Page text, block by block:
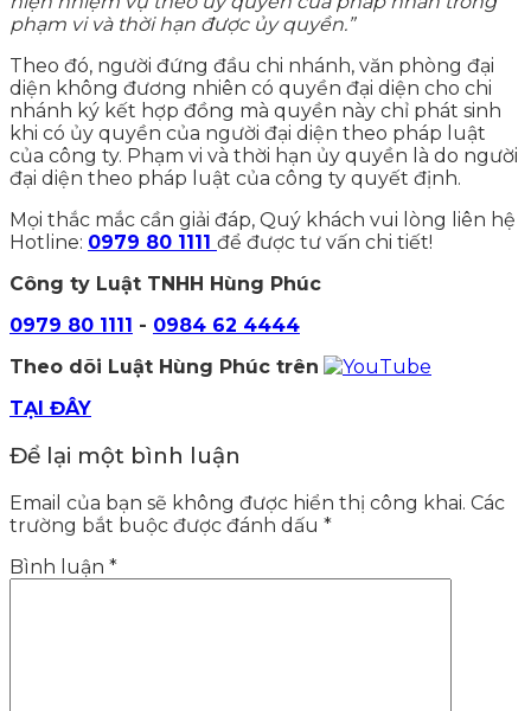
phạm vi và thời hạn được ủy quyền.”
Theo đó, người đứng đầu chi nhánh, văn phòng đại
diện không đương nhiên có quyền đại diện cho chi
nhánh ký kết hợp đồng mà quyền này chỉ phát sinh
khi có ủy quyền của người đại diện theo pháp luật
của công ty. Phạm vi và thời hạn ủy quyền là do người
đại diện theo pháp luật của công ty quyết định.
Mọi thắc mắc cần giải đáp, Quý khách vui lòng liên hệ
Hotline: 0979 80 1111 để được tư vấn chi tiết!
Công ty Luật TNHH Hùng Phúc
0979 80 1111 - 0984 62 4444
Theo dõi Luật Hùng Phúc trên
TẠI ĐÂY
Để lại một bình luận
Email của bạn sẽ không được hiển thị công khai. Các
trường bắt buộc được đánh dấu *
Bình luận *